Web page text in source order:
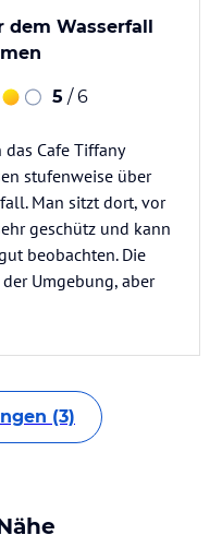
dem Wasserfall
5 / 6
Cafe Tiffany
stufenweise über
Man sitzt dort, vor
geschütz und kann
beobachten. Die
Umgebung, aber
(3)